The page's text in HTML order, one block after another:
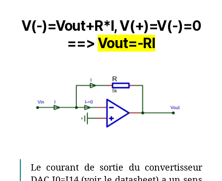
V(-)=Vout+R*I, V(+)=V(-)=0
==>Vout=-RI
Le courant de sortie du convertisseur